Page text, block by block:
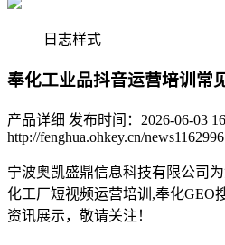
日志样式
奉化工业品抖音运营培训常
产品详细 发布时间：2026-06-03
http://fenghua.ohkey.cn/
宁波奥凯盛鼎信息科技有限公司
化工厂短视频运营培训,奉化GEO
资讯展示，敬请关注！